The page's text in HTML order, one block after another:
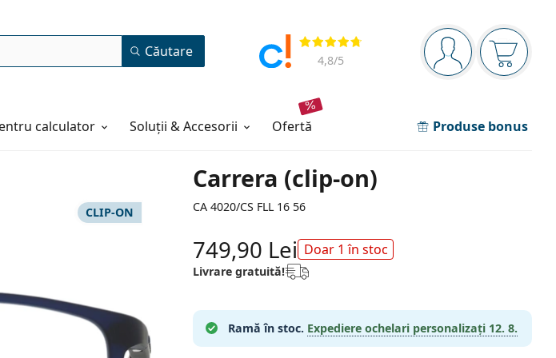
Panou de navigare
Sunteți logat
Coșul
Opinii
4,8/5
Căutare
calculator Soluții & Accesorii ofertă Produse bonus
Carrera (clip-on)
CA 4020/CS FLL 16 56
CLIP-ON
749,90 Lei Doar 1 în stoc
Livrare gratuită!
Ramă în stoc. Expediere ochelari personalizați 12. 8.